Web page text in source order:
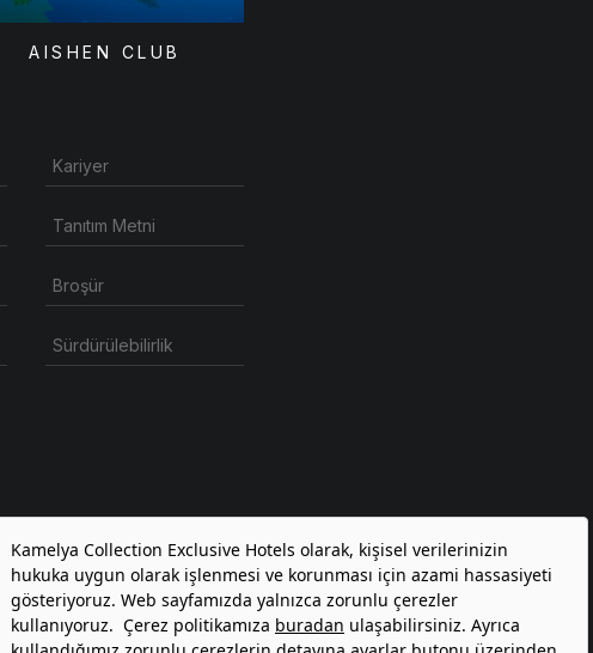
AISHEN CLUB
Kariyer
Tanıtım Metni
Broşür
Sürdürülebilirlik
Sosyal Platformlar Aydınlatma Metni